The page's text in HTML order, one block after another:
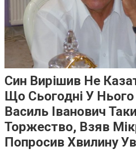
Син Вирішив Не
Що Сьогодні У
Василь Іванович
Торжество, Взяв
Попросив Хвилину